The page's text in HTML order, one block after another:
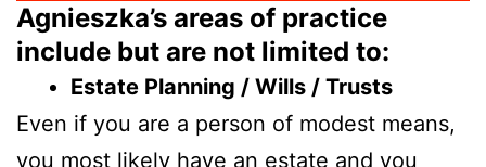
Agnieszka’s areas of practice
include but are not limited to:
Estate Planning / Wills / Trusts
Even if you are a person of modest means,
you most likely have an estate and you